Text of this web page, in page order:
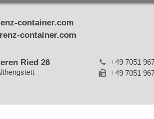
container.com
container.com
Ried 26
+49 7051
+49 7051